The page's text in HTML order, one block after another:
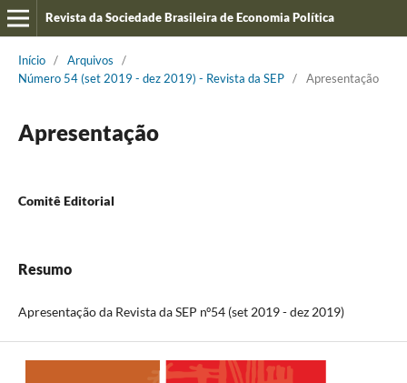
Revista da Sociedade Brasileira de Economia Política
Início / Arquivos
/
Número 54 (set 2019 - dez 2019) - Revista da SEP / Apresentação
Apresentação
Comitê Editorial
Resumo
Apresentação da Revista da SEP nº54 (set 2019 - dez 2019)